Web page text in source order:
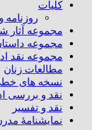
کلیات
روزنامه
مجموعه آثار
مجموعه
مجموعه نقد
مطالعات زنان
نسخه های
نقد و بررسی
نقد و تفسیر
نمایشنامۀ